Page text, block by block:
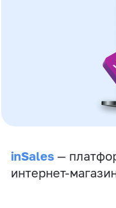
inSales —
интернет-